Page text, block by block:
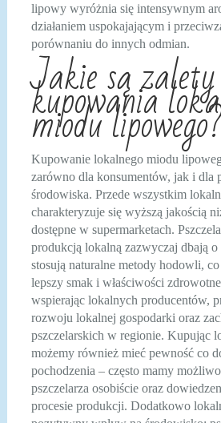
lipowy wyróżnia się intensywnym
działaniem uspokajającym i
porównaniu do innych odmian.
Jakie są zalety
kupowania
miodu
Kupowanie lokalnego miodu
zarówno dla konsumentów, jak i dla
środowiska. Przede wszystkim
charakteryzuje się wyższą jakością
dostępne w supermarketach.
produkcją lokalną zazwyczaj dbają o
stosują naturalne metody hodowli, co
lepszy smak i właściwości
wspierając lokalnych producentów,
rozwoju lokalnej gospodarki oraz
pszczelarskich w regionie. Kupując
możemy również mieć pewność co
pochodzenia – często mamy
pszczelarza osobiście oraz
procesie produkcji. Dodatkowo